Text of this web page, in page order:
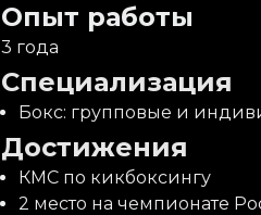
Опыт работы
3 года
Специализация
Бокс: групповые и
Достижения
КМС по кикбоксингу
2 место на чемпионате